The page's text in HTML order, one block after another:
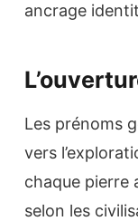
ancrage
Les prénoms
vers
chaque pierre
selon les